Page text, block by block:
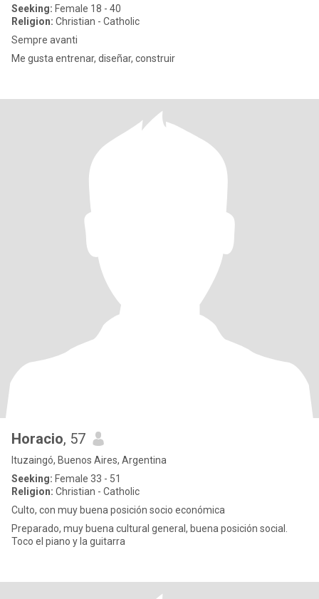
Seeking: Female 18 - 40
Religion: Christian - Catholic
Sempre avanti
Me gusta entrenar, diseñar, construir
Horacio, 57
Ituzaingó, Buenos Aires, Argentina
Seeking: Female 33 - 51
Religion: Christian - Catholic
Culto, con muy buena posición socio económica
Preparado, muy buena cultural general, buena posición social.
Toco el piano y la guitarra